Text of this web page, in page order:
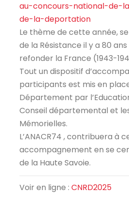
au-concours-national-de-
de-la-deportation
Le thème de cette année,
de la Résistance il y a 80
refonder la France (1943-
Tout un dispositif
participants est mis en
Département par
Conseil départemental et
Mémorielles.
L’ANACR74 , contribuera à
accompagnement en se
de la Haute Savoie.
Voir en ligne : CNRD2025